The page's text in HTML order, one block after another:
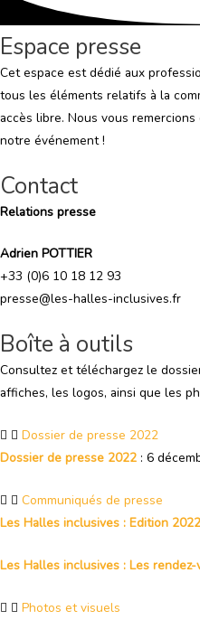
Espace presse
Cet espace est dédié aux
tous les éléments relatifs à la
accès libre. Nous vous
notre événement !
Contact
Relations presse
Adrien POTTIER
+33 (0)6 10 18 12 93
presse@les-halles-inclusives.fr
Boîte à outils
Consultez et téléchargez le
affiches, les logos, ainsi que les
Dossier de presse 2022
Dossier de presse 2022 : 6
Communiqués de presse
Les Halles inclusives : Edition
Les Halles inclusives : Les
Photos et visuels